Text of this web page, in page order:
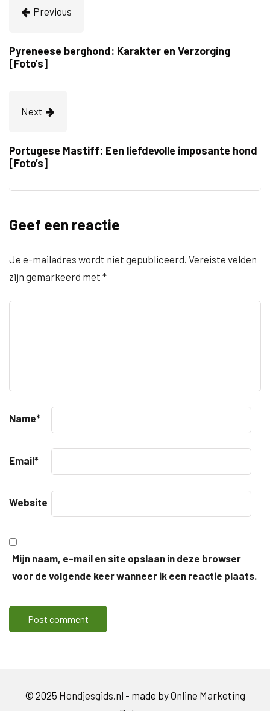
Previous
Pyreneese berghond: Karakter en Verzorging
[Foto’s]
Next
Portugese Mastiff: Een liefdevolle imposante hond
[Foto’s]
Geef een reactie
Je e-mailadres wordt niet gepubliceerd. Vereiste velden
zijn gemarkeerd met *
Name*
Email*
Website
Mijn naam, e-mail en site opslaan in deze browser
voor de volgende keer wanneer ik een reactie plaats.
© 2025 Hondjesgids.nl - made byOnline Marketing